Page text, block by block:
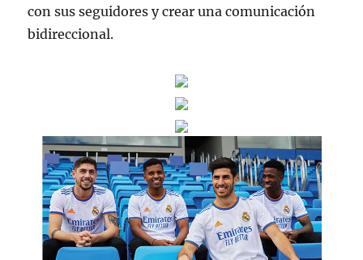
con sus seguidores y crear una comunicación
bidireccional.